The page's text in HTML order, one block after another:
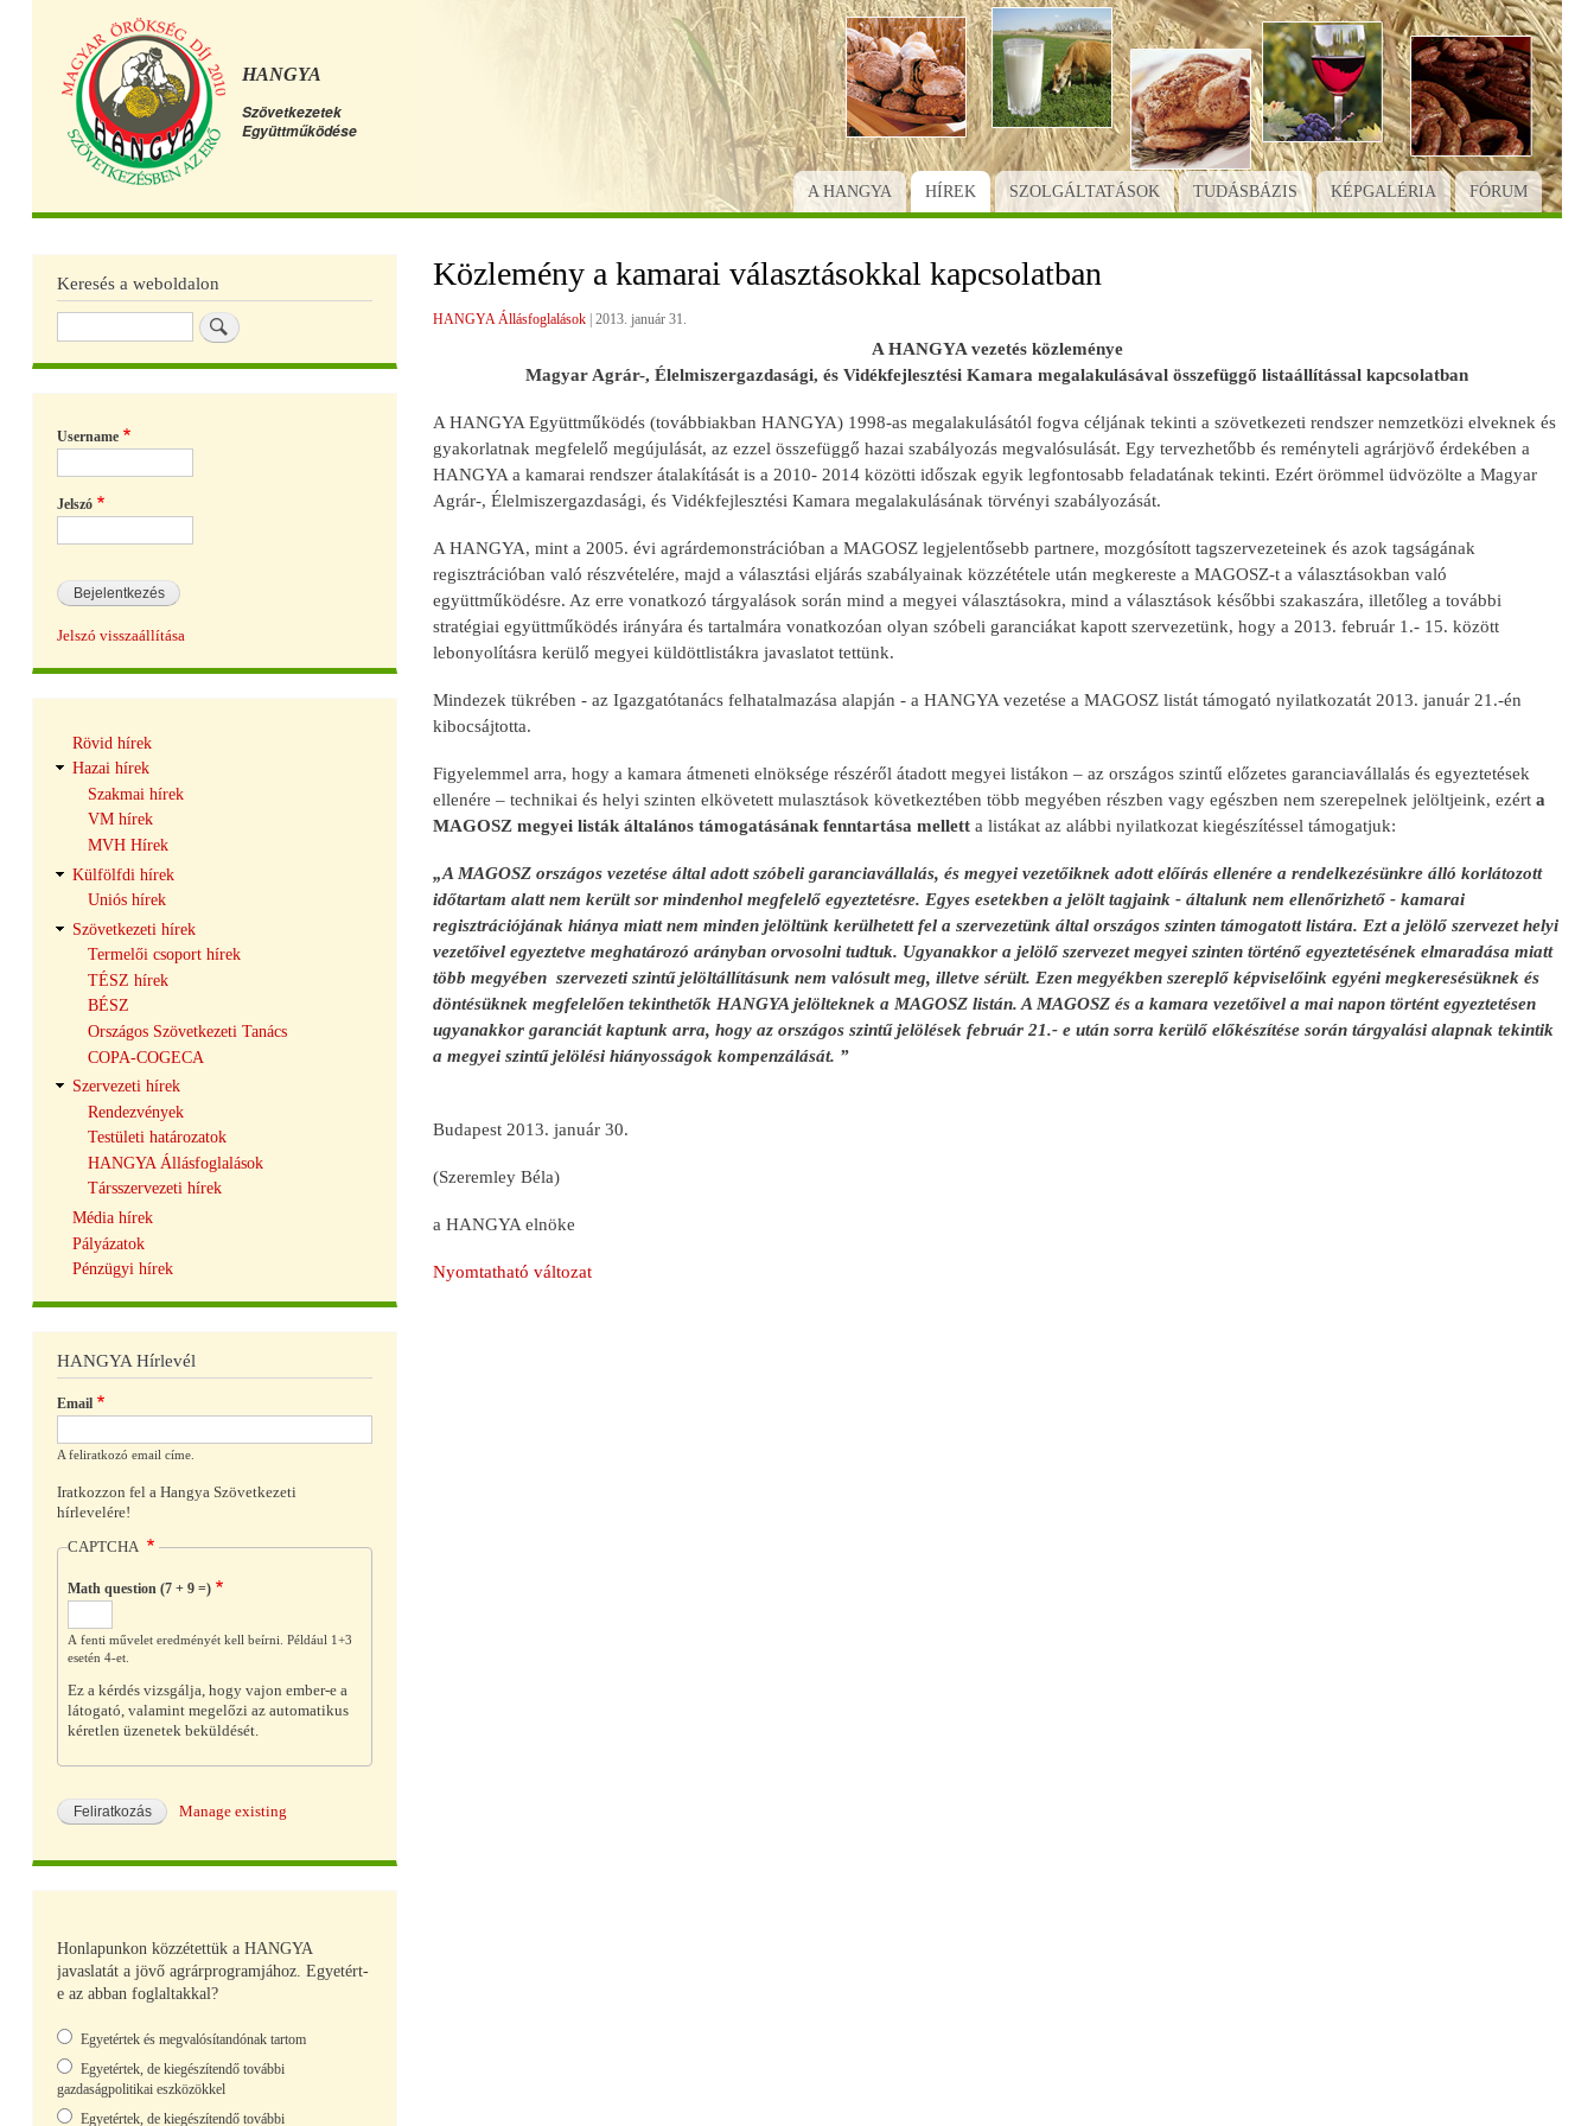
Ugrás
a
tartalomra
HANGYA
Szövetkezetek
Együttműködése
Főmenü
A HANGYA HÍREK SZOLGÁLTATÁSOK TUDÁSBÁZIS KÉPGALÉRIA FÓRUM
Közlemény a kamarai választásokkal kapcsolatban
HANGYA Állásfoglalások 2013. január 31.
A HANGYA vezetés közleménye
Magyar Agrár-, Élelmiszergazdasági, és Vidékfejlesztési Kamara megalakulásával összefüggő listaállítással kapcsolatban
A HANGYA Együttműködés (továbbiakban HANGYA) 1998-as megalakulásától fogva céljának tekinti a szövetkezeti rendszer nemzetközi elveknek és
gyakorlatnak megfelelő megújulását, az ezzel összefüggő hazai szabályozás megvalósulását. Egy tervezhetőbb és reményteli agrárjövő érdekében a
HANGYA a kamarai rendszer átalakítását is a 2010- 2014 közötti időszak egyik legfontosabb feladatának tekinti. Ezért örömmel üdvözölte a Magyar
Agrár-, Élelmiszergazdasági, és Vidékfejlesztési Kamara megalakulásának törvényi szabályozását.
A HANGYA, mint a 2005. évi agrárdemonstrációban a MAGOSZ legjelentősebb partnere, mozgósított tagszervezeteinek és azok tagságának
regisztrációban való részvételére, majd a választási eljárás szabályainak közzététele után megkereste a MAGOSZ-t a választásokban való
együttműködésre. Az erre vonatkozó tárgyalások során mind a megyei választásokra, mind a választások későbbi szakaszára, illetőleg a további
stratégiai együttműködés irányára és tartalmára vonatkozóan olyan szóbeli garanciákat kapott szervezetünk, hogy a 2013. február 1.- 15. között
lebonyolításra kerülő megyei küldöttlistákra javaslatot tettünk.
Mindezek tükrében - az Igazgatótanács felhatalmazása alapján - a HANGYA vezetése a MAGOSZ listát támogató nyilatkozatát 2013. január 21.-én
kibocsájtotta.
Figyelemmel arra, hogy a kamara átmeneti elnöksége részéről átadott megyei listákon – az országos szintű előzetes garanciavállalás és egyeztetések
ellenére – technikai és helyi szinten elkövetett mulasztások következtében több megyében részben vagy egészben nem szerepelnek jelöltjeink, ezérta
MAGOSZ megyei listák általános támogatásának fenntartása melletta listákat az alábbi nyilatkozat kiegészítéssel támogatjuk:
„A MAGOSZ országos vezetése által adott szóbeli garanciavállalás, és megyei vezetőiknek adott előírás ellenére a rendelkezésünkre álló korlátozott
időtartam alatt nem került sor mindenhol megfelelő egyeztetésre. Egyes esetekben a jelölt tagjaink - általunk nem ellenőrizhető - kamarai
regisztrációjának hiánya miatt nem minden jelöltünk kerülhetett fel a szervezetünk által országos szinten támogatott listára. Ezt a jelölő szervezet helyi
vezetőivel egyeztetve meghatározó arányban orvosolni tudtuk. Ugyanakkor a jelölő szervezet megyei szinten történő egyeztetésének elmaradása miatt
több megyében szervezeti szintű jelöltállításunk nem valósult meg, illetve sérült. Ezen megyékben szereplő képviselőink egyéni megkeresésüknek és
döntésüknek megfelelően tekinthetők HANGYA jelölteknek a MAGOSZ listán. A MAGOSZ és a kamara vezetőivel a mai napon történt egyeztetésen
ugyanakkor garanciát kaptunk arra, hogy az országos szintű jelölések február 21.- e után sorra kerülő előkészítése során tárgyalási alapnak tekintik
a megyei szintű jelölési hiányosságok kompenzálását. ”
Budapest 2013. január 30.
(Szeremley Béla)
a HANGYA elnöke
Nyomtatható változat
Keresés a weboldalon
Username
Jelszó
Jelszó visszaállítása
navigáció
Rövid hírek
Hazai hírek
Szakmai hírek
VM hírek
MVH Hírek
Külfölfdi hírek
Uniós hírek
Szövetkezeti hírek
Termelői csoport hírek
TÉSZ hírek
BÉSZ
Országos Szövetkezeti Tanács
COPA-COGECA
Szervezeti hírek
Rendezvények
Testületi határozatok
HANGYA Állásfoglalások
Társszervezeti hírek
Média hírek
Pályázatok
Pénzügyi hírek
HANGYA Hírlevél
Email
A feliratkozó email címe.
Iratkozzon fel a Hangya Szövetkezeti
hírlevelére!
CAPTCHA
Math question (7 + 9 =)
A fenti művelet eredményét kell beírni. Például 1+3
esetén 4-et.
Ez a kérdés vizsgálja, hogy vajon ember-e a
látogató, valamint megelőzi az automatikus
kéretlen üzenetek beküldését.
Manage existing
Honlapunkon közzétettük a HANGYA
javaslatát a jövő agrárprogramjához. Egyetért-
e az abban foglaltakkal?
Választások
Egyetértek és megvalósítandónak tartom
Egyetértek, de kiegészítendő további
gazdaságpolitikai eszközökkel
Egyetértek, de kiegészítendő további